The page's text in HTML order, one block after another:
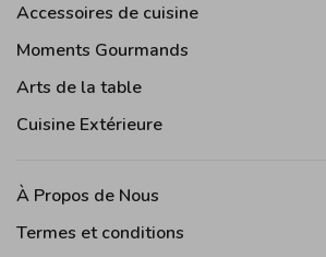
Accessoires de cuisine
Moments Gourmands
Arts de la table
Cuisine Extérieure
À Propos de Nous
Termes et conditions